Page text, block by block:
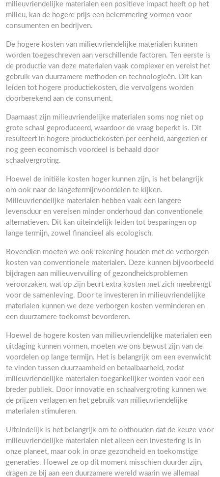
milieuvriendelijke materialen een positieve impact heeft op het
milieu, kan de hogere prijs een belemmering vormen voor
consumenten en bedrijven.
De hogere kosten van milieuvriendelijke materialen kunnen
worden toegeschreven aan verschillende factoren. Ten eerste is
de productie van deze materialen vaak complexer en vereist het
gebruik van duurzamere methoden en technologieën. Dit kan
leiden tot hogere productiekosten, die vervolgens worden
doorberekend aan de consument.
Daarnaast zijn milieuvriendelijke materialen soms nog niet op
grote schaal geproduceerd, waardoor de vraag beperkt is. Dit
resulteert in hogere productiekosten per eenheid, aangezien er
nog geen economisch voordeel is behaald door
schaalvergroting.
Hoewel de initiële kosten hoger kunnen zijn, is het belangrijk
om ook naar de langetermijnvoordelen te kijken.
Milieuvriendelijke materialen hebben vaak een langere
levensduur en vereisen minder onderhoud dan conventionele
alternatieven. Dit kan uiteindelijk leiden tot besparingen op
lange termijn, zowel financieel als ecologisch.
Bovendien moeten we ook rekening houden met de verborgen
kosten van conventionele materialen. Deze kunnen bijvoorbeeld
bijdragen aan milieuvervuiling of gezondheidsproblemen
veroorzaken, wat op zijn beurt extra kosten met zich meebrengt
voor de samenleving. Door te investeren in milieuvriendelijke
materialen kunnen we deze verborgen kosten verminderen en
een duurzamere toekomst bevorderen.
Hoewel de hogere kosten van milieuvriendelijke materialen een
uitdaging kunnen vormen, moeten we ons bewust zijn van de
voordelen op lange termijn. Het is belangrijk om een evenwicht
te vinden tussen duurzaamheid en betaalbaarheid, zodat
milieuvriendelijke materialen toegankelijker worden voor een
breder publiek. Door innovatie en schaalvergroting kunnen we
de prijzen verlagen en het gebruik van milieuvriendelijke
materialen stimuleren.
Uiteindelijk is het belangrijk om te onthouden dat de keuze voor
milieuvriendelijke materialen niet alleen een investering is in
onze planeet, maar ook in onze gezondheid en toekomstige
generaties. Hoewel ze op dit moment misschien duurder zijn,
dragen ze bij aan een duurzamere wereld waarin we allemaal